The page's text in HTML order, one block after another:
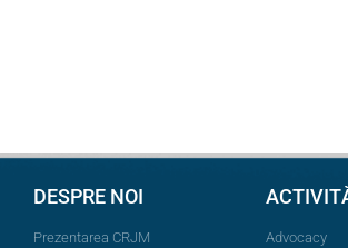
DESPRE NOI
Prezentarea CRJM
Advocacy